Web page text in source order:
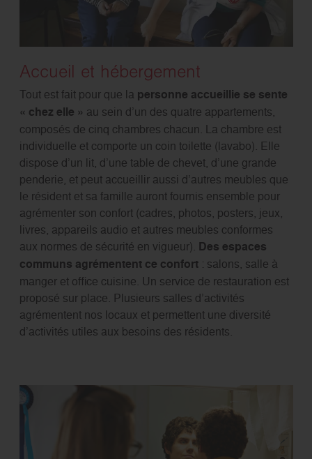
Accueil et hébergement
Tout est fait pour que la personne accueillie se sente
« chez elle » au sein d’un des quatre appartements,
composés de cinq chambres chacun. La chambre est
individuelle et comporte un coin toilette (lavabo). Elle
dispose d’un lit, d’une table de chevet, d’une grande
penderie, et peut accueillir aussi d’autres meubles que
le résident et sa famille auront fournis ensemble pour
agrémenter son confort (cadres, photos, posters, jeux,
livres, appareils audio et autres meubles conformes
aux normes de sécurité en vigueur). Des espaces
communs agrémentent ce confort: salons, salle à
manger et office cuisine. Un service de restauration est
proposé sur place. Plusieurs salles d’activités
agrémentent nos locaux et permettent une diversité
d’activités utiles aux besoins des résidents.